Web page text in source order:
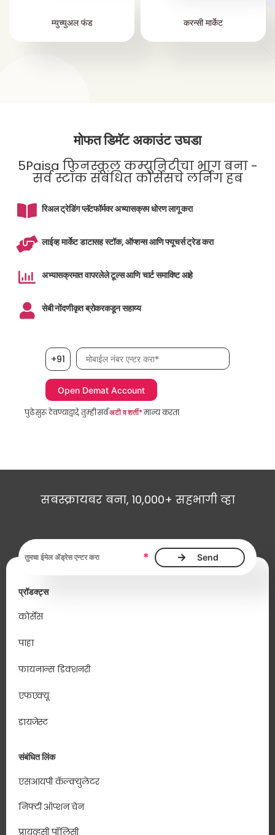
म्युच्युअल फंड करन्सी मार्केट
मोफत डिमॅट अकाउंट उघडा
5Paisa फिनस्कूल कम्युनिटीचा भाग बना -
सर्व स्टॉक संबंधित कोर्सेसचे लर्निंग हब
रिअल ट्रेडिंग प्लॅटफॉर्मवर अभ्यासक्रम धोरण लागू करा
लाईव्ह मार्केट डाटासह स्टॉक, ऑप्शन्स आणि फ्यूचर्स ट्रेड करा
अभ्यासक्रमात वापरलेले टूल्स आणि चार्ट समाविष्ट आहे
सेबी नोंदणीकृत ब्रोकरकडून सहाय्य
+91 मोबाईल नंबर, आवश्यक
पुढे सुरू ठेवण्याद्वारे, तुम्ही सर्वअटी व शर्ती*मान्य करता
सबस्क्रायबर बना, 10,000+ सहभागी व्हा
ईमेल ॲड्रेस, आवश्यक *
प्रॉडक्ट्स
कोर्सेस
पाहा
फायनान्स डिक्शनरी
एफएक्यू
डायजेस्ट
संबंधित लिंक
एसआयपी कॅल्क्युलेटर
निफ्टी ऑप्शन चेन
प्रायव्हसी पॉलिसी